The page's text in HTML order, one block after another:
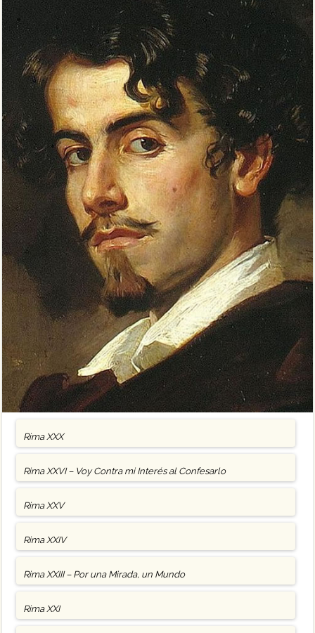
Rima XXX
Rima XXVI – Voy Contra mi Interés al Confesarlo
Rima XXV
Rima XXIV
Rima XXIII – Por una Mirada, un Mundo
Rima XXI